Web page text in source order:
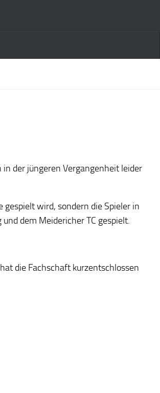
der jüngeren Vergangenheit leider
wird, sondern die Spieler in
dem Meidericher TC gespielt.
die Fachschaft kurzentschlossen